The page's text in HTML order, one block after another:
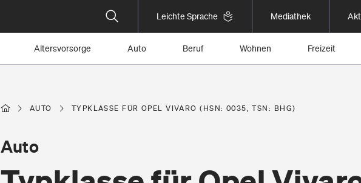
Leichte Sprache Mediathek
Altersvorsorge Auto Beruf Wohnen Freizeit
AUTO TYPKLASSE FÜR OPEL VIVARO (HSN: 0035, TSN: BHG)
Auto